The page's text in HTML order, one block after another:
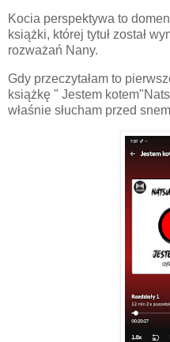
Kocia perspektywa to
książki, której tytuł został
rozważań Nany.
Gdy przeczytałam to
książkę " Jestem
właśnie słucham przed